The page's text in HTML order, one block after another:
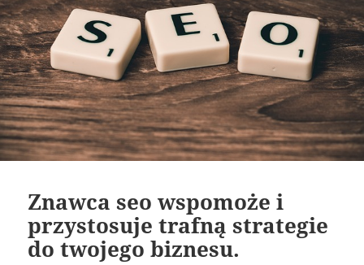
Znawca seo wspomoże i
przystosuje trafną strategie
do twojego biznesu.